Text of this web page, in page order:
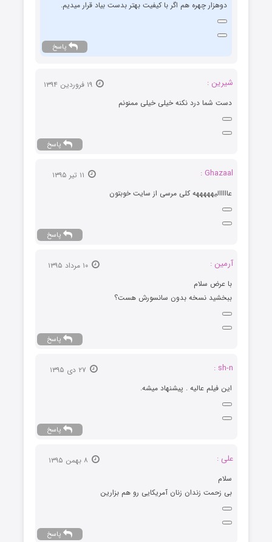
دوهزار چهره هم اگر با کیفیت بهتر بدست بیاد قرار میدیم.
پاسخ
شیرین :
دست شما درد نکنه خیلی خیلی ممنونم
پاسخ
Ghazaal :
عااااالیهههههه کلی مرسی از سایت خوبتون
پاسخ
آرمین :
با عرض سلام
ببخشید نسخه بدون سانسورش هست؟
پاسخ
sh-n :
این فیلم عالیه . پیشنهاد میشه.
پاسخ
علی :
سلام
بی زحمت زندان زنان آمریکایی رو هم بزارین
پاسخ